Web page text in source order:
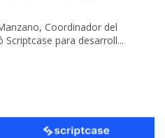
Coordinador del
Scriptcase para desarroll...